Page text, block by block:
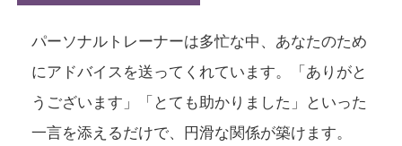
パーソナルトレーナーは多忙な中、あなたのため
にアドバイスを送ってくれています。「ありがと
うございます」「とても助かりました」といった
一言を添えるだけで、円滑な関係が築けます。